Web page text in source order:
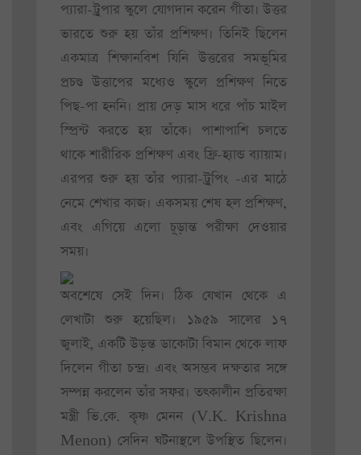
প্যারা-ট্রুপার স্কুলে যোগদান করেন গীতা। উত্তর
ভারতে শুরু হয় তাঁর প্রশিক্ষণ। তিনিই ছিলেন
একমাত্র শিক্ষানবিশ যিনি উত্তরের সমভূমির
প্রচণ্ড উত্তাপের মধ্যেও স্কুলে প্রশিক্ষণ নিতে
পিছ-পা হননি। প্রায় দেড় মাস ধরে পাঁচ মাইল
স্প্রিন্ট করতে হয় তাঁকে। পাশাপাশি চলতে
থাকে শারীরিক প্রশিক্ষণ এবং ফ্রি-হ্যান্ড ব্যায়াম।
এরপর শুরু হয় তাঁর প্যারা-ট্রুপিং -এর মাঠে
নেমে শেখার কাজ। একসময় শেষ হল প্রশিক্ষণ,
এবং এগিয়ে এলো চূড়ান্ত পরীক্ষা দেওয়ার
সময়।
অবশেষে সেই দিন। ঠিক যেখান থেকে এ
লেখাটা শুরু হয়েছিল। ১৯৫৯ সালের ১৭
জুলাই, একটি উড়ন্ত ডাকোটা বিমান থেকে লাফ
দিলেন গীতা চন্দ্র। এবং অসম্ভব দক্ষতার সঙ্গে
সম্পন্ন করলেন তাঁর সফর। তৎকালীন প্রতিরক্ষা
মন্ত্রী ভি.কে. কৃষ্ণ মেনন (V.K. Krishna
Menon) সেদিন ঘটনাস্থলে উপস্থিত ছিলেন।